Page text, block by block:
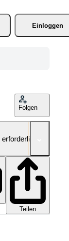
Einloggen
Folgen
Teilen